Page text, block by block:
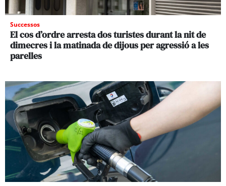
Successos
El cos d’ordre arresta dos turistes durant la nit de
dimecres i la matinada de dijous per agressió a les
parelles